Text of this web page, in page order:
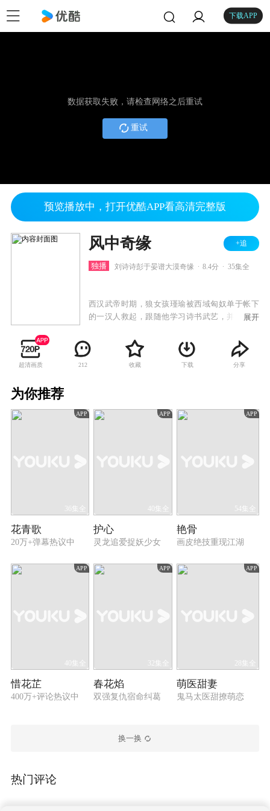
下载APP
数据获取失败，请检查网络之后重试
重试
预览播放中，打开优酷APP看高清完整版
风中奇缘 +追
独播 刘诗诗彭于晏谱大漠奇缘 8.4分 35集全
西汉武帝时期，狼女孩瑾瑜被西域匈奴单于帐下
的一汉人救起，跟随他学习诗书武艺，并与单于
来到长安，路上先后遇到温文尔雅的莫循和英姿
勃发的卫无忌，一场爱情故事拉开帷幕。随着瑾
瑜与他们的一次次偶遇和不得不遇，所有幕后纠
展开
超清画质 212 收藏 下载 分享
为你推荐
APP
36集全
花青歌
20万+弹幕热议中
APP
40集全
护心
灵龙追爱捉妖少女
APP
54集全
艳骨
画皮绝技重现江湖
APP
40集全
惜花芷
400万+评论热议中
APP
32集全
春花焰
双强复仇宿命纠葛
APP
28集全
萌医甜妻
鬼马太医甜撩萌恋
换一换
热门评论